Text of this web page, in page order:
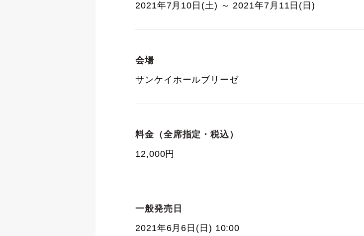
2021年7月10日(土) ～ 2021年7月11日(日)
会場
サンケイホールブリーゼ
料金（全席指定・税込）
12,000円
一般発売日
2021年6月6日(日) 10:00